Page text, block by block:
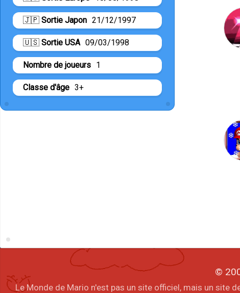
🇯🇵 Sortie Japon 21/12/1997
🇺🇸 Sortie USA 09/03/1998
Nombre de joueurs 1
Classe d'âge 3+
©
Le Monde de Mario n'est pas un site officiel, mais un site